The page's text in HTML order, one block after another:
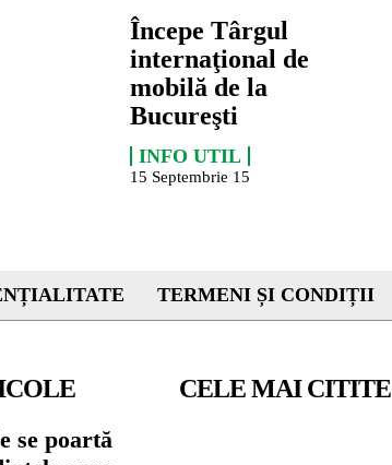
Începe Târgul
internaţional de
mobilă de la
Bucureşti
INFO UTIL
15 Septembrie 15
TERMENI ȘI CONDIȚII
se poartă
CELE MAI CITITE